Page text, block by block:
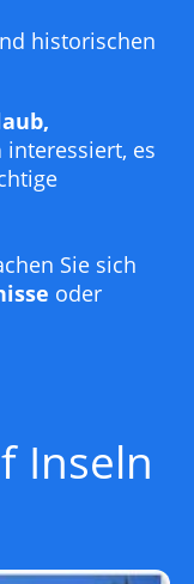
historischen
interessiert, es
Sie sich
oder
Inseln